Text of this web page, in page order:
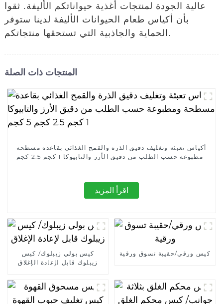
عالية الجودة لمنتجات أغذية حيواناتكم الأليفة. ثقوا
بأن أكياس طعام الحيوانات الأليفة لدينا ستوفر
الحماية والجاذبية التي تستحقها منتجاتكم.
المنتجات ذات الصلة
أكياس تعبئة وتغليف دقيق الذرة والقمح الغذائي بقاعدة مسطحة
ومطبوعة حسب الطلب من دقيق الأرز والتابيوكا 1 كجم 2.5 كجم
اقرأ المزيد
كيس بولي زيبلوك/ كيس
زيبلوك قابل لإعادة الإغلاق
كيس ورقي/حقيبة تسوق ورقية